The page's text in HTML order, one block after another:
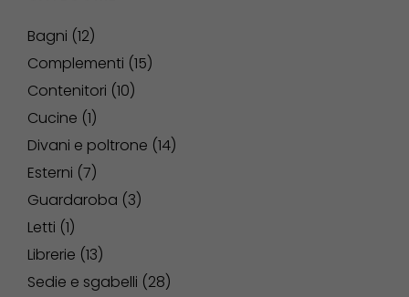
Bagni 12
Complementi 15
Contenitori 10
Cucine 1
Divani e poltrone 14
Esterni 7
Guardaroba 3
Letti 1
Librerie 13
Sedie e sgabelli 28